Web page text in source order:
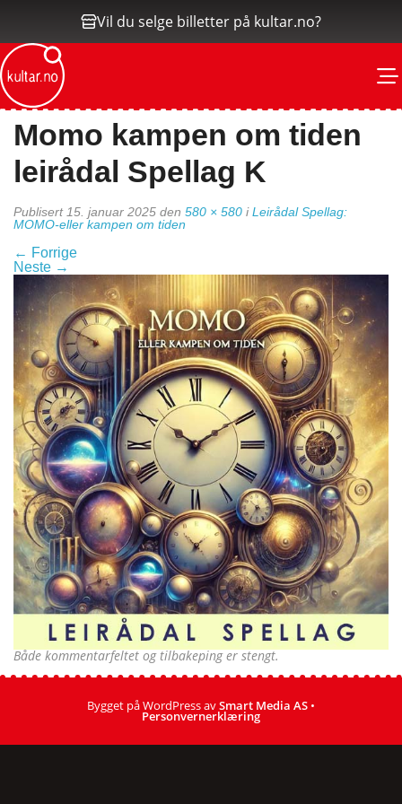
Vil du selge billetter på kultar.no?
Momo kampen om tiden
leirådal Spellag K
Publisert 15. januar 2025 den 580 × 580 iLeirådal Spellag:
MOMO-eller kampen om tiden
← Forrige
Neste →
Både kommentarfeltet og tilbakeping er stengt.
Bygget på WordPress avSmart Media AS •
Personvernerklæring